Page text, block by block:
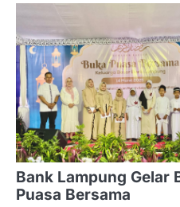
Bank Lampung Gelar
Puasa Bersama